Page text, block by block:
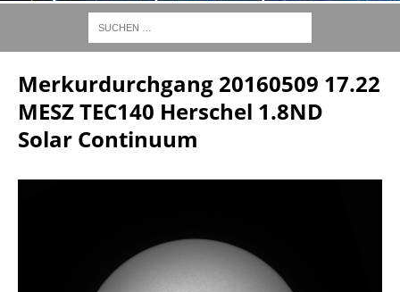
Merkurdurchgang 20160509 17.22
MESZ TEC140 Herschel 1.8ND
Solar Continuum